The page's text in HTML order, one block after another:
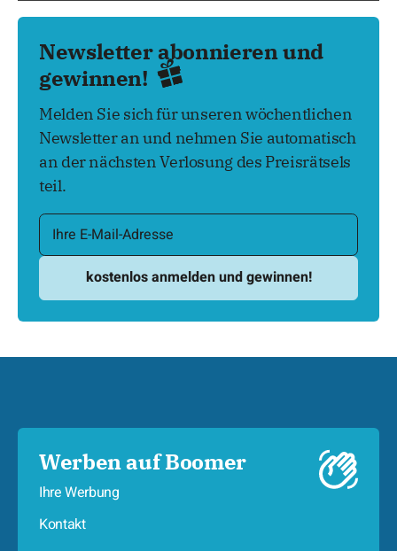
Newsletter abonnieren und
gewinnen!
Melden Sie sich für unseren wöchentlichen
Newsletter an und nehmen Sie automatisch
an der nächsten Verlosung des Preisrätsels
teil.
Werben auf Boomer
Ihre Werbung
Kontakt